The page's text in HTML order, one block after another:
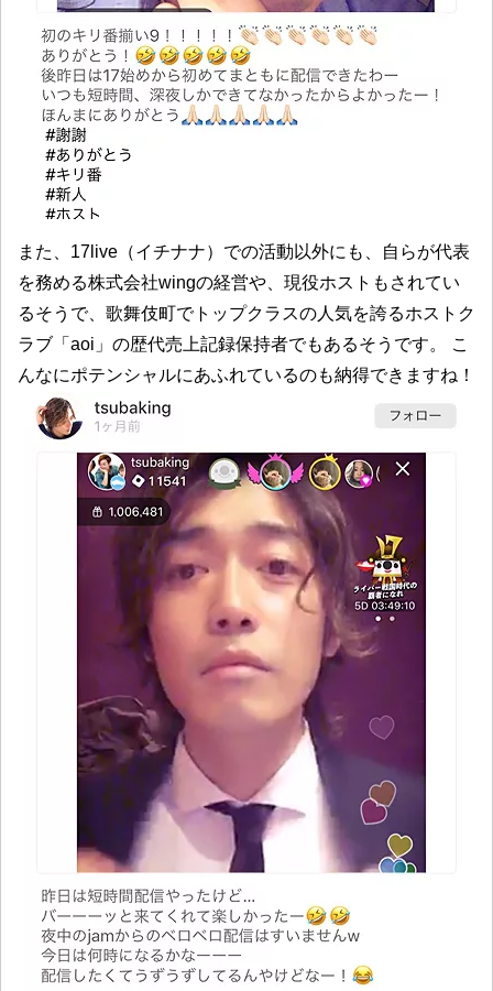
また、17live（イチナナ）での活動以外にも、自らが代表
を務める株式会社wingの経営や、現役ホストもされてい
るそうで、歌舞伎町でトップクラスの人気を誇るホストク
ラブ「aoi」の歴代売上記録保持者でもあるそうです。 こ
んなにポテンシャルにあふれているのも納得できますね！